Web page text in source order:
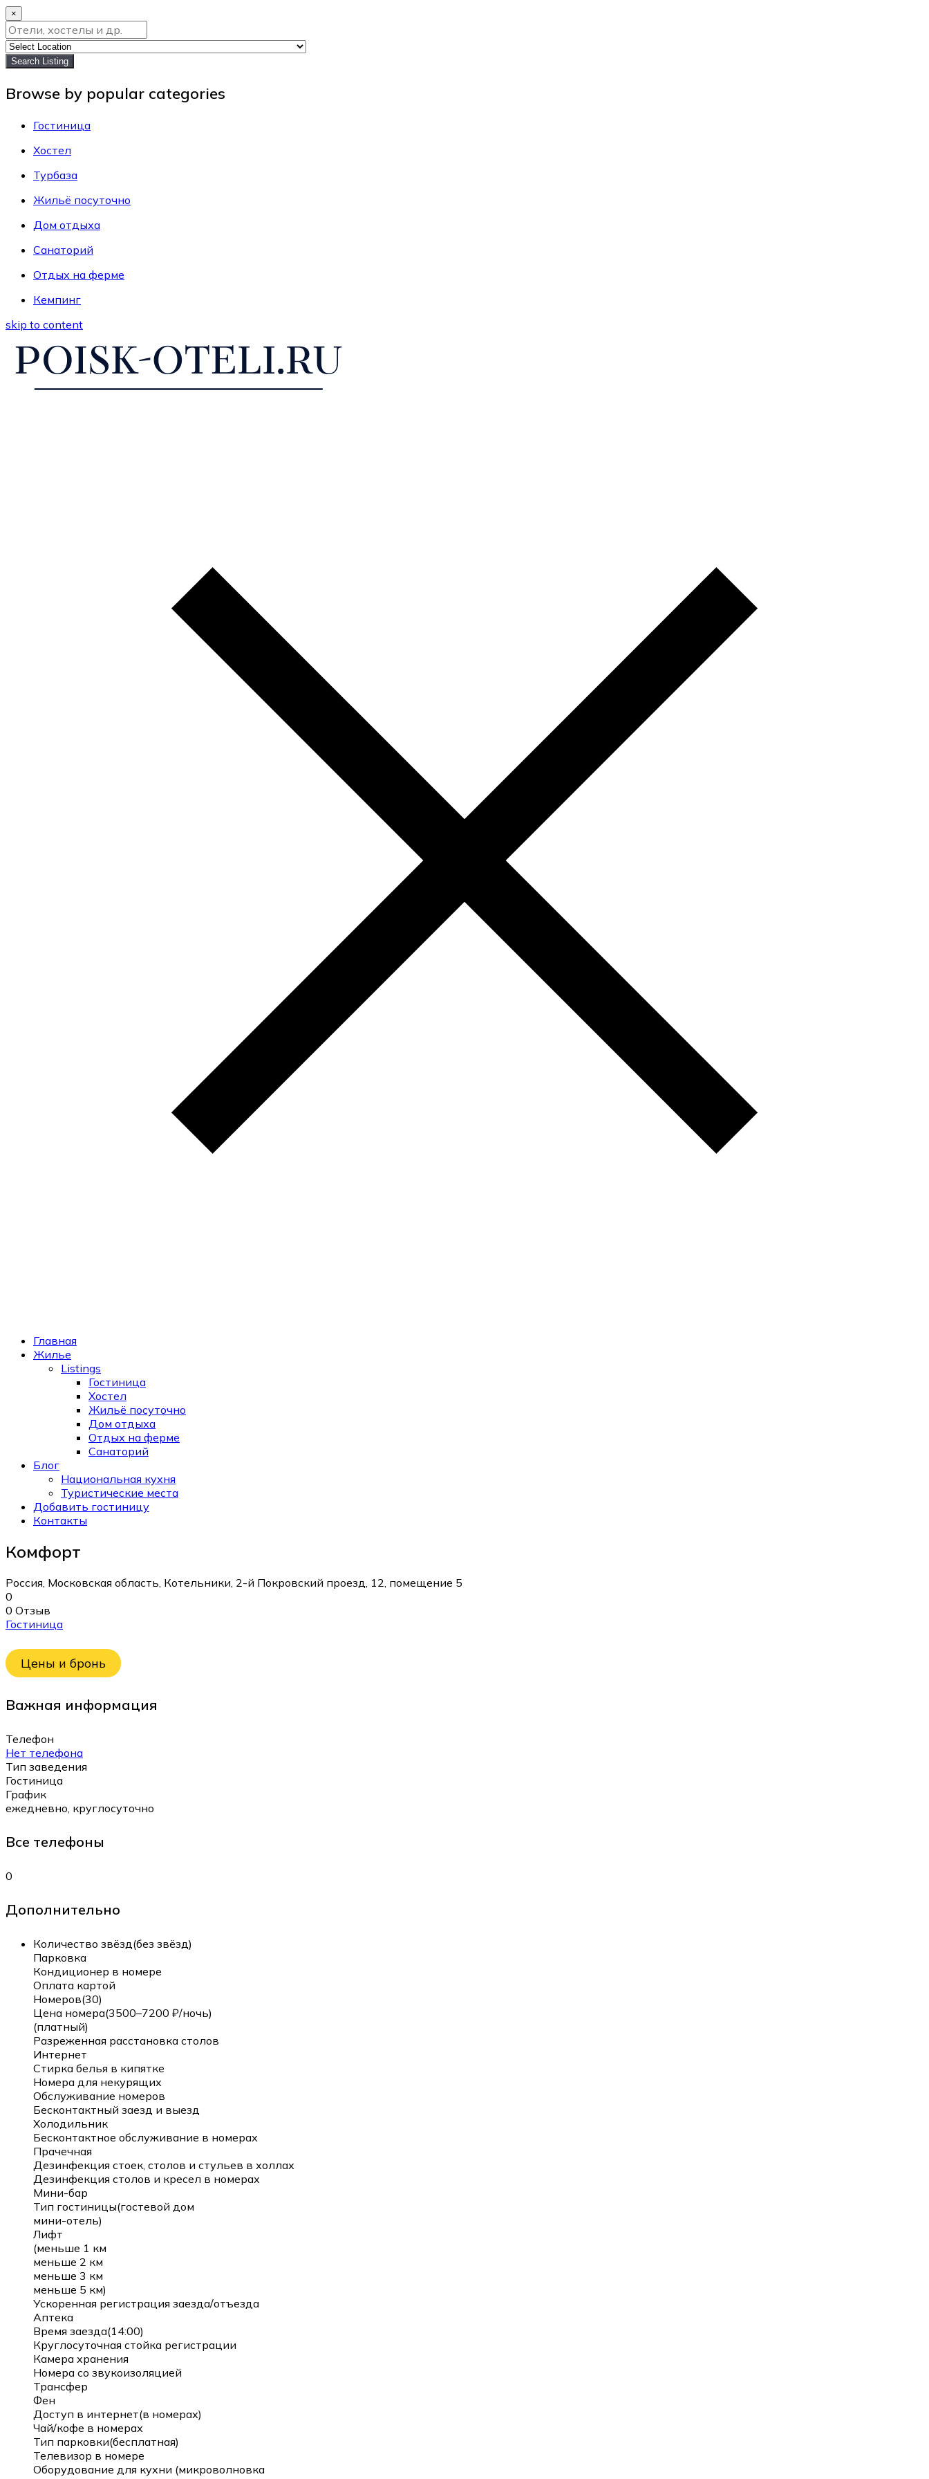
×
Search Listing
Browse by popular categories
Гостиница
Хостел
Турбаза
Жильё посуточно
Дом отдыха
Санаторий
Отдых на ферме
Кемпинг
skip to content
Главная
Жилье
Listings
Гостиница
Хостел
Жильё посуточно
Дом отдыха
Отдых на ферме
Санаторий
Блог
Национальная кухня
Туристические места
Добавить гостиницу
Контакты
Комфорт
Россия, Московская область, Котельники, 2-й Покровский проезд, 12, помещение 5
0
0 Отзыв
Гостиница
Цены и бронь
Важная информация
Телефон
Нет телефона
Тип заведения
Гостиница
График
ежедневно, круглосуточно
Все телефоны
0
Дополнительно
Количество звёзд(без звёзд)
Парковка
Кондиционер в номере
Оплата картой
Номеров(30)
Цена номера(3500–7200 ₽/ночь)
(платный)
Разреженная расстановка столов
Интернет
Стирка белья в кипятке
Номера для некурящих
Обслуживание номеров
Бесконтактный заезд и выезд
Холодильник
Бесконтактное обслуживание в номерах
Прачечная
Дезинфекция стоек, столов и стульев в холлах
Дезинфекция столов и кресел в номерах
Мини-бар
Тип гостиницы(гостевой дом
мини-отель)
Лифт
(меньше 1 км
меньше 2 км
меньше 3 км
меньше 5 км)
Ускоренная регистрация заезда/отъезда
Аптека
Время заезда(14:00)
Круглосуточная стойка регистрации
Камера хранения
Номера со звукоизоляцией
Трансфер
Фен
Доступ в интернет(в номерах)
Чай/кофе в номерах
Тип парковки(бесплатная)
Телевизор в номере
Оборудование для кухни (микроволновка